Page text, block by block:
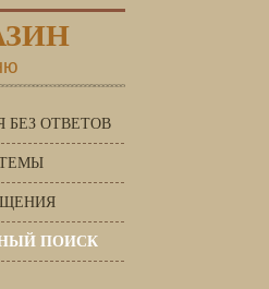
ОТВЕТОВ
ПОИСК